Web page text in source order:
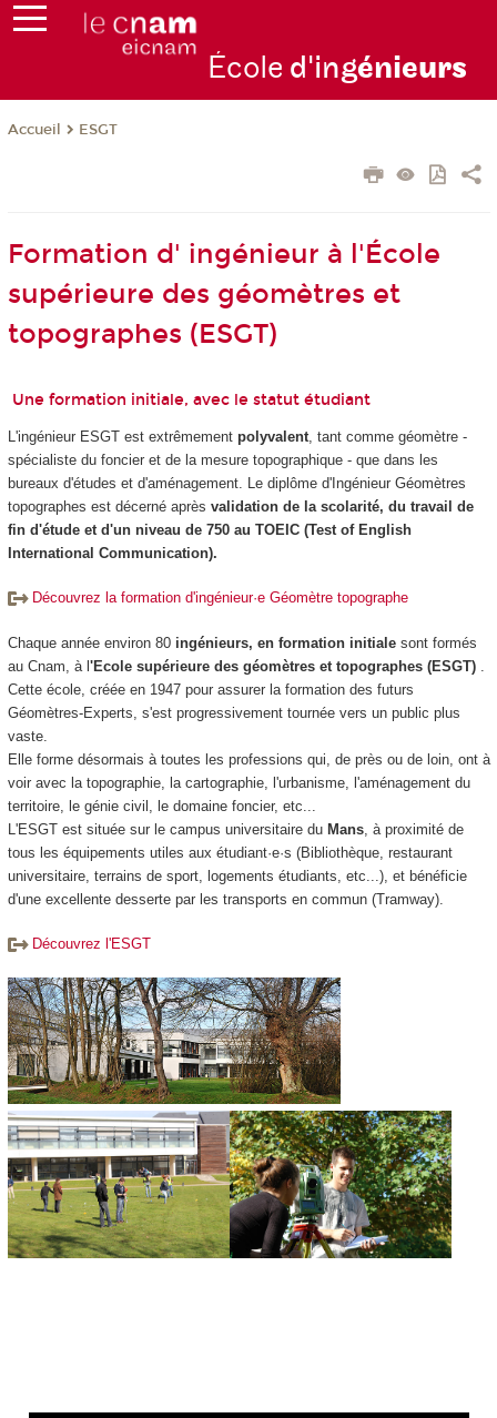
École d'ingénieurs
Accueil ESGT
Formation d' ingénieur à l'École
supérieure des géomètres et
topographes (ESGT)
Une formation initiale, avec le statut étudiant
L'ingénieur ESGT est extrêmementpolyvalent, tant comme géomètre -
spécialiste du foncier et de la mesure topographique - que dans les
bureaux d'études et d'aménagement. Le diplôme d'Ingénieur Géomètres
topographes est décerné après validation de la scolarité, du travail de
fin d'étude et d'un niveau de 750 au TOEIC (Test of English
International Communication).
Découvrez la formation d'ingénieur·e Géomètre topographe
Chaque année environ 80 ingénieurs, en formation initialesont formés
au Cnam, à l'Ecole supérieure des géomètres et topographes (ESGT).
Cette école, créée en 1947 pour assurer la formation des futurs
Géomètres-Experts, s'est progressivement tournée vers un public plus
vaste.
Elle forme désormais à toutes les professions qui, de près ou de loin, ont à
voir avec la topographie, la cartographie, l'urbanisme, l'aménagement du
territoire, le génie civil, le domaine foncier, etc...
L'ESGT est située sur le campus universitaire du Mans, à proximité de
tous les équipements utiles aux étudiant·e·s (Bibliothèque, restaurant
universitaire, terrains de sport, logements étudiants, etc...), et bénéficie
d'une excellente desserte par les transports en commun (Tramway).
Découvrez l'ESGT